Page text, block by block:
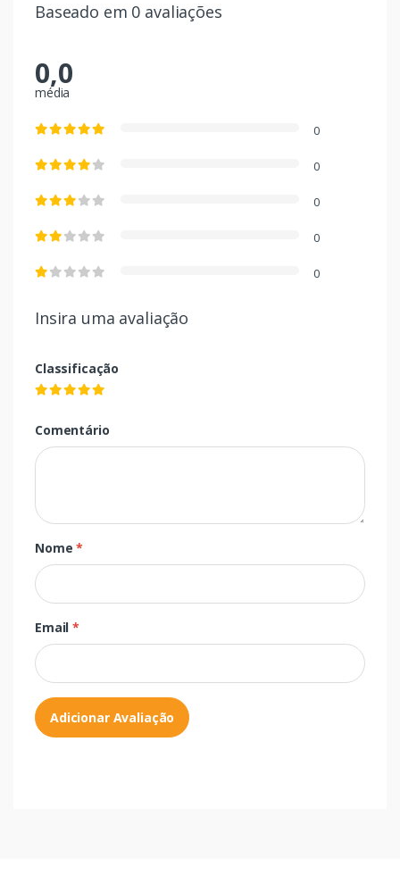
Baseado em 0 avaliações
0,0
média
0
0
0
0
0
Insira uma avaliação
Classificação
Comentário
Nome*
Email*
Adicionar Avaliação